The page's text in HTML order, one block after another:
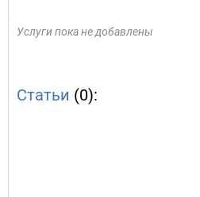
Услуги пока не добавлены
Статьи (0):